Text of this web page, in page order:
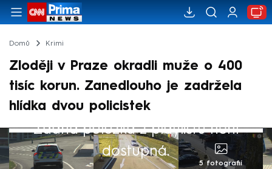
Domů Krimi
Zloději v Praze okradli muže o 400
tisíc korun. Zanedlouho je zadržela
hlídka dvou policistek
Žádná položka z playlistu není
dostupná.
5 fotografií